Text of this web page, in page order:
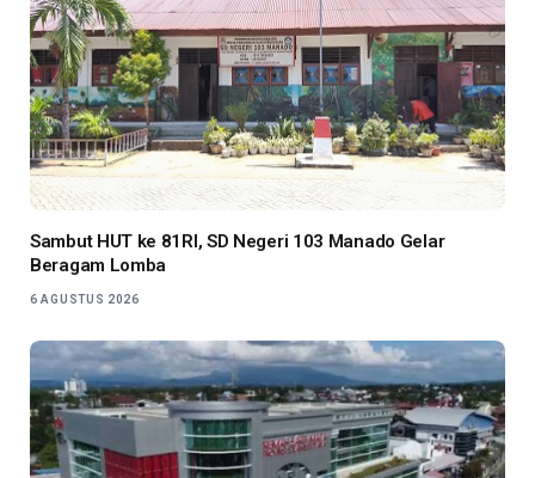
Sambut HUT ke 81RI, SD Negeri 103 Manado Gelar
Beragam Lomba
6 AGUSTUS 2026